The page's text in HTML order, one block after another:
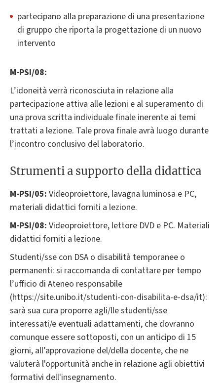
partecipano alla preparazione di una presentazione
di gruppo che riporta la progettazione di un nuovo
intervento
M-PSI/08:
L’idoneità verrà riconosciuta in relazione alla
partecipazione attiva alle lezioni e al superamento di
una prova scritta individuale finale inerente ai temi
trattati a lezione. Tale prova finale avrà luogo durante
l’incontro conclusivo del laboratorio.
Strumenti a supporto della didattica
M-PSI/05: Videoproiettore, lavagna luminosa e PC,
materiali didattici forniti a lezione.
M-PSI/08: Videoproiettore, lettore DVD e PC. Materiali
didattici forniti a lezione.
Studenti/sse con DSA o disabilità temporanee o
permanenti: si raccomanda di contattare per tempo
l’ufficio di Ateneo responsabile
(https://site.unibo.it/studenti-con-disabilita-e-dsa/it):
sarà sua cura proporre agli/lle studenti/sse
interessati/e eventuali adattamenti, che dovranno
comunque essere sottoposti, con un anticipo di 15
giorni, all’approvazione del/della docente, che ne
valuterà l'opportunità anche in relazione agli obiettivi
formativi dell'insegnamento.